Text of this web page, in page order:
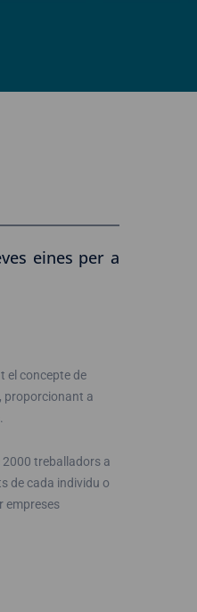
eines per a
el concepte de
proporcionant a
2000 treballadors a
de cada individu o
empreses